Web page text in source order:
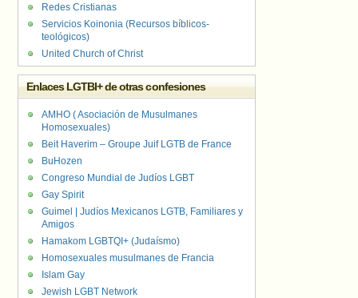
Redes Cristianas
Servicios Koinonia (Recursos bíblicos-
teológicos)
United Church of Christ
Enlaces LGTBI+ de otras confesiones
AMHO ( Asociación de Musulmanes
Homosexuales)
Beit Haverim – Groupe Juif LGTB de France
BuHozen
Congreso Mundial de Judíos LGBT
Gay Spirit
Guimel | Judíos Mexicanos LGTB, Familiares y
Amigos
Hamakom LGBTQI+ (Judaísmo)
Homosexuales musulmanes de Francia
Islam Gay
Jewish LGBT Network